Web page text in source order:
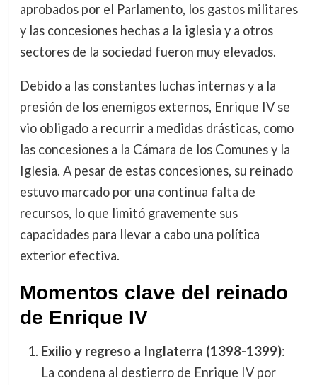
aprobados por el Parlamento, los gastos militares
y las concesiones hechas a la iglesia y a otros
sectores de la sociedad fueron muy elevados.
Debido a las constantes luchas internas y a la
presión de los enemigos externos, Enrique IV se
vio obligado a recurrir a medidas drásticas, como
las concesiones a la Cámara de los Comunes y la
Iglesia. A pesar de estas concesiones, su reinado
estuvo marcado por una continua falta de
recursos, lo que limitó gravemente sus
capacidades para llevar a cabo una política
exterior efectiva.
Momentos clave del reinado
de Enrique IV
Exilio y regreso a Inglaterra (1398-1399):
La condena al destierro de Enrique IV por